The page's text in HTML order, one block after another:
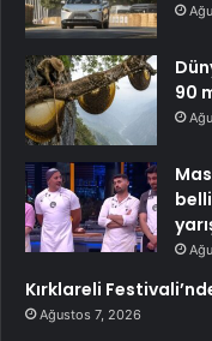
90
Kırklareli
Ağustos 7, 2026